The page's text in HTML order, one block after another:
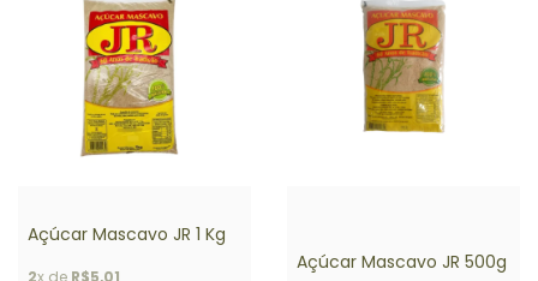
Açúcar Mascavo JR 1 Kg
2x de R$5,01
Açúcar Mascavo JR 500g